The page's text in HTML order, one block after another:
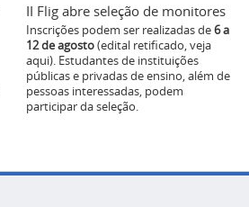
II Flig abre seleção de monitores
Inscrições podem ser realizadas de6 a
12 de agosto(edital retificado, veja
aqui). Estudantes de instituições
públicas e privadas de ensino, além de
pessoas interessadas, podem
participar da seleção.